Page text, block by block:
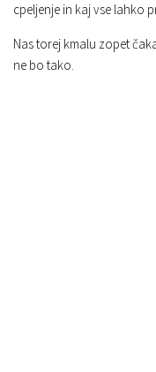
cpeljenje in kaj vse lahko
Nas torej kmalu zopet
ne bo tako.